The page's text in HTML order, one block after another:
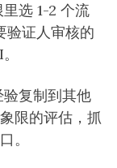
选 1-2 个流
验证人审核的
复制到其他
限的评估，抓
。